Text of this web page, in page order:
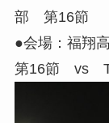
部 第16節
●会場：福翔
第16節 vs